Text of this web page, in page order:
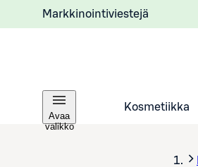
Markkinointiviestejä
Avaa
valikko
Kosmetiikka